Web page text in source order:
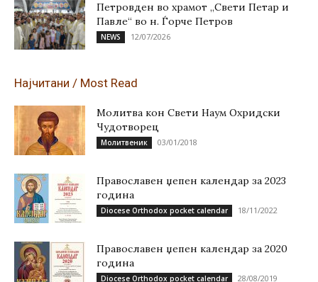
Петровден во храмот „Свети Петар и
Павле“ во н. Ѓорче Петров
NEWS 12/07/2026
Најчитани / Most Read
Молитва кон Свети Наум Охридски
Чудотворец
Молитвеник 03/01/2018
Православен џепен календар за 2023
година
Diocese Orthodox pocket calendar 18/11/2022
Православен џепен календар за 2020
година
Diocese Orthodox pocket calendar 28/08/2019